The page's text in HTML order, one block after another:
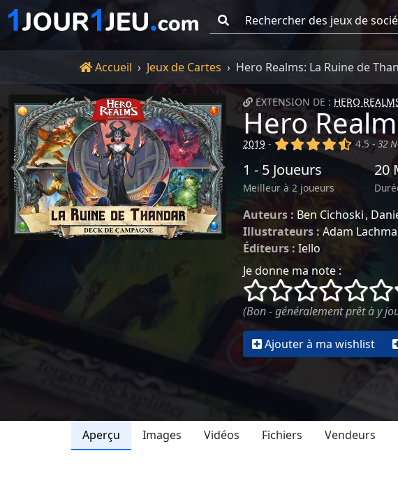
Accueil
Accueil Jeux de Cartes Hero Realms: La Ruine de
EXTENSION DE : HERO
Hero
2019 - (x) (x) (x) (x) (,)
4.5 -32
1 - 5 Joueurs
Meilleur à 2 joueurs
20
Auteurs : Ben Cichoski
Illustrateurs : Adam
Éditeurs : Iello
Je donne ma note :
()
() () () ()
(Bon - généralement prêt à y
Ajouter à ma wishlist
Aperçu Images Vidéos Fichiers Vendeurs